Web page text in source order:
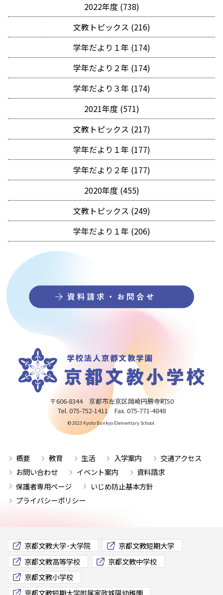
2022年度 (738)
文教トピックス (216)
学年だより１年 (174)
学年だより２年 (174)
学年だより３年 (174)
2021年度 (571)
文教トピックス (217)
学年だより１年 (177)
学年だより２年 (177)
2020年度 (455)
文教トピックス (249)
学年だより１年 (206)
〒606-8344 京都市左京区岡崎円勝寺町50
Tel. 075-752-1411 Fax. 075-771-4848
© 2023 Kyoto Bunkyo Elementary School.
概要 教育 生活 入学案内
交通アクセス
お問い合わせ
イベント案内
資料請求
保護者専用ページ
いじめ防止基本方針
プライバシーポリシー
京都文教大学･大学院
京都文教短期大学
京都文教高等学校
京都文教中学校
京都文教小学校
京都文教短期大学附属家政城陽幼稚園